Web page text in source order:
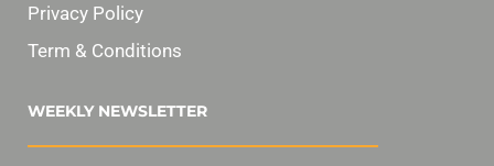
Privacy Policy
Term & Conditions
WEEKLY NEWSLETTER